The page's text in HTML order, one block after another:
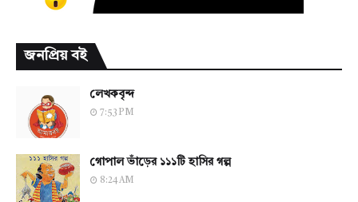
জনপ্রিয় বই
লেখকবৃন্দ
7:53 PM
গোপাল ভাঁড়ের ১১১টি হাসির গল্প
8:24 AM